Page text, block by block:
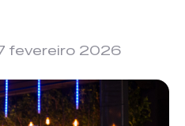
fevereiro 2026